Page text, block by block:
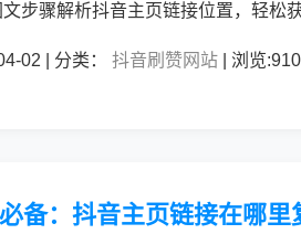
步骤解析抖音主页链接位置，轻松
02 | 分类： 抖音刷赞网站 | 浏览:910
备：抖音主页链接在哪里